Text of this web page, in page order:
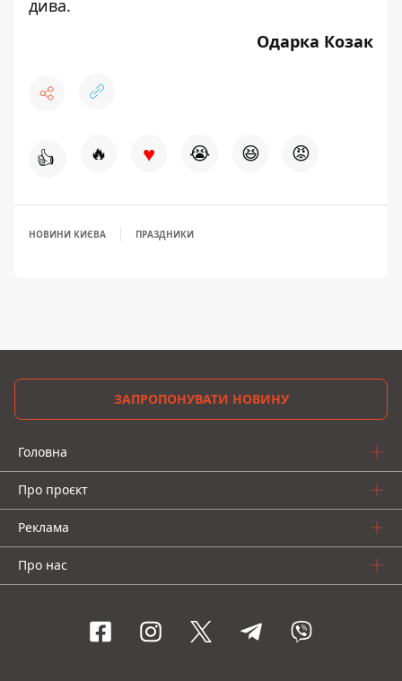
дива.
Одарка Козак
👍 🔥 ♥ 😭 😆 😡
НОВИНИ КИЄВА ПРАЗДНИКИ
ЗАПРОПОНУВАТИ НОВИНУ
Головна
Про проєкт
Реклама
Про нас